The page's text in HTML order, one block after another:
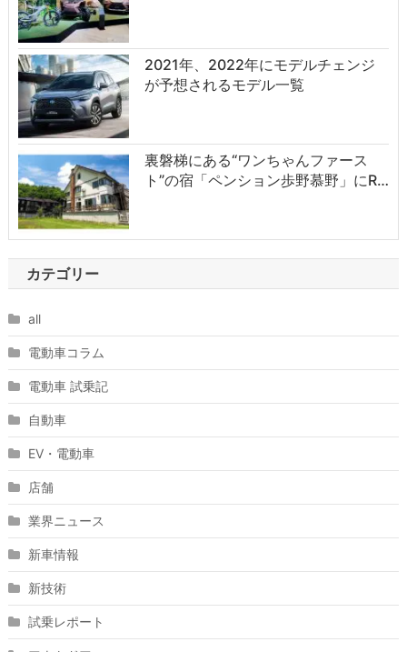
2021年、2022年にモデルチェンジ
が予想されるモデル一覧
裏磐梯にある“ワンちゃんファース
ト”の宿「ペンション歩野慕野」にR…
カテゴリー
all
電動車コラム
電動車 試乗記
自動車
EV・電動車
店舗
業界ニュース
新車情報
新技術
試乗レポート